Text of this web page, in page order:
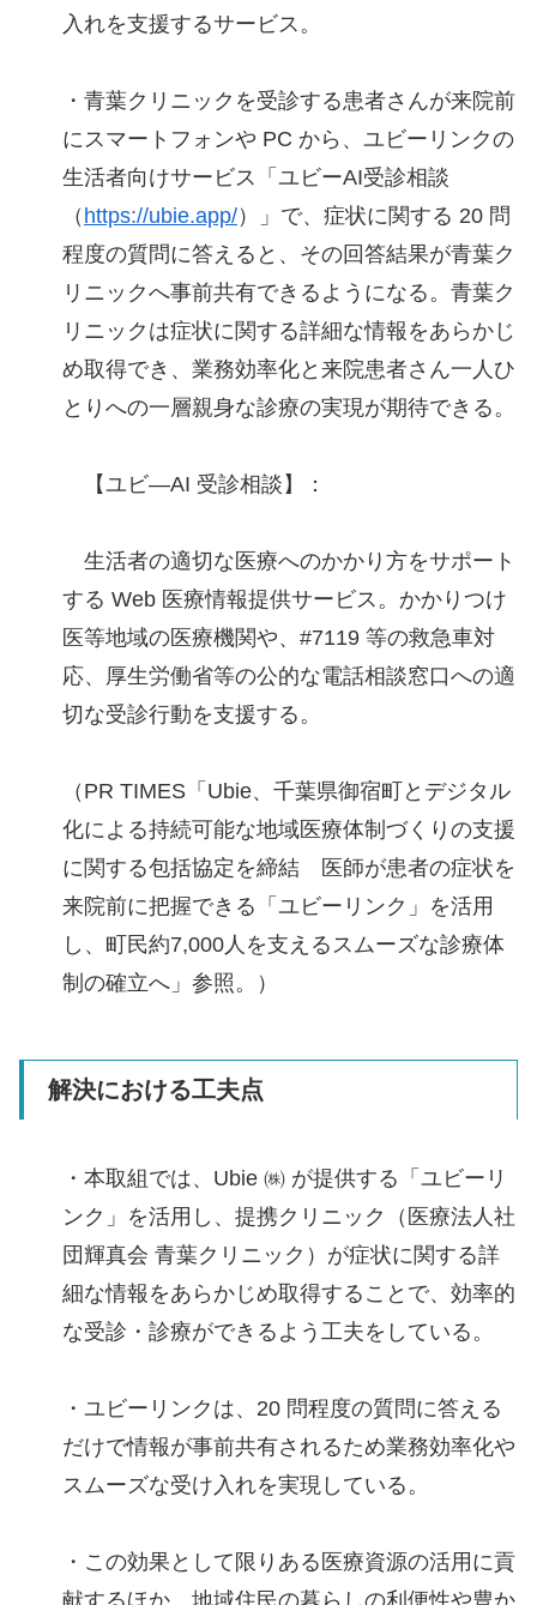
入れを支援するサービス。
・青葉クリニックを受診する患者さんが来院前
にスマートフォンや PC から、ユビーリンクの
生活者向けサービス「ユビーAI受診相談
（ https://ubie.app/）」で、症状に関する 20 問
程度の質問に答えると、その回答結果が青葉ク
リニックへ事前共有できるようになる。青葉ク
リニックは症状に関する詳細な情報をあらかじ
め取得でき、業務効率化と来院患者さん一人ひ
とりへの一層親身な診療の実現が期待できる。
【ユビ―AI 受診相談】：
生活者の適切な医療へのかかり方をサポート
する Web 医療情報提供サービス。かかりつけ
医等地域の医療機関や、#7119 等の救急車対
応、厚生労働省等の公的な電話相談窓口への適
切な受診行動を支援する。
（PR TIMES「Ubie、千葉県御宿町とデジタル
化による持続可能な地域医療体制づくりの支援
に関する包括協定を締結 医師が患者の症状を
来院前に把握できる「ユビーリンク」を活用
し、町民約7,000人を支えるスムーズな診療体
制の確立へ」参照。）
解決における工夫点
・本取組では、Ubie ㈱ が提供する「ユビーリ
ンク」を活用し、提携クリニック（医療法人社
団輝真会 青葉クリニック）が症状に関する詳
細な情報をあらかじめ取得することで、効率的
な受診・診療ができるよう工夫をしている。
・ユビーリンクは、20 問程度の質問に答える
だけで情報が事前共有されるため業務効率化や
スムーズな受け入れを実現している。
・この効果として限りある医療資源の活用に貢
献するほか、地域住民の暮らしの利便性や豊か